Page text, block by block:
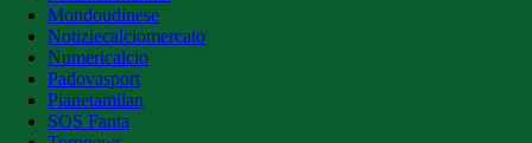
Mondoudinese
Notiziecalciomercato
Numericalcio
Padovasport
Pianetamilan
SOS Fanta